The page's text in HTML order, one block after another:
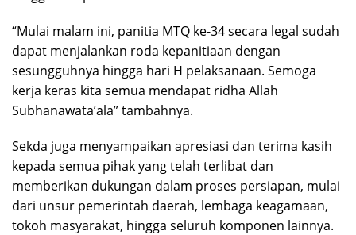
“Mulai malam ini, panitia MTQ ke-34 secara legal sudah
dapat menjalankan roda kepanitiaan dengan
sesungguhnya hingga hari H pelaksanaan. Semoga
kerja keras kita semua mendapat ridha Allah
Subhanawata’ala” tambahnya.
Sekda juga menyampaikan apresiasi dan terima kasih
kepada semua pihak yang telah terlibat dan
memberikan dukungan dalam proses persiapan, mulai
dari unsur pemerintah daerah, lembaga keagamaan,
tokoh masyarakat, hingga seluruh komponen lainnya.